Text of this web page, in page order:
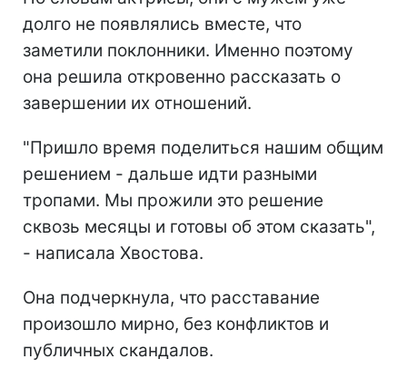
долго не появлялись вместе, что
заметили поклонники. Именно поэтому
она решила откровенно рассказать о
завершении их отношений.
"Пришло время поделиться нашим общим
решением - дальше идти разными
тропами. Мы прожили это решение
сквозь месяцы и готовы об этом сказать",
- написала Хвостова.
Она подчеркнула, что расставание
произошло мирно, без конфликтов и
публичных скандалов.